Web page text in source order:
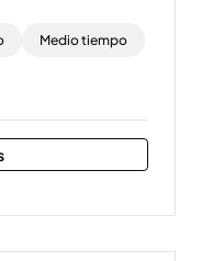
Medio tiempo